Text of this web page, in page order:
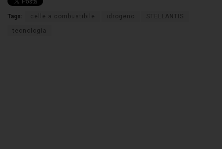
Tags: celle a combustibile idrogeno STELLANTIS
tecnologia